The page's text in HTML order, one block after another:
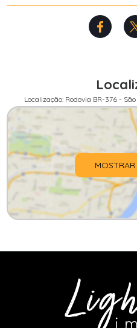
Localização: Rodovia BR-376 -